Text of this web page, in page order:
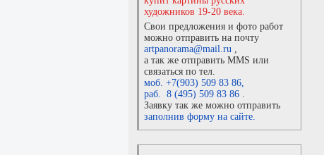
художников 19-20 века.
Свои предложения и фото работ
можно отправить на почту
artpanorama@mail.ru ,
а так же отправить MMS или
связаться по тел.
моб. +7(903) 509 83 86,
раб. 8 (495) 509 83 86 .
Заявку так же можно отправить
заполнив форму на сайте.